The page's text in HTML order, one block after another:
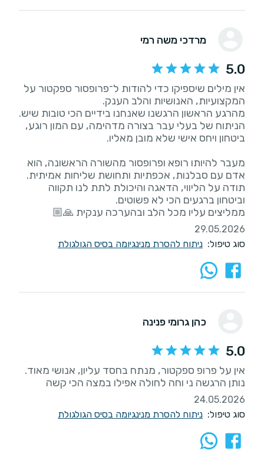
מרדכי משה רמי
5.0
אין מילים שיספיקו כדי להודות ל־פרופסור ספקטור על
הניתוח של בעלי עבר בצורה מדהימה, עם המון רוגע,
מעבר להיותו רופא ופרופסור מהשורה הראשונה, הוא
תודה על הליווי, הדאגה והיכולת לתת לנו תקווה
ממליצים עליו מכל הלב ובהערכה ענקית 🙏🏼
29.05.2026
סוג טיפול: ניתוח להסרת מנינגיומה בסיס הגולגולת
כהן גרומי פנינה
5.0
אין על פרופ ספקטור, מנתח בחסד עליון, אנושי מאוד.
נותן הרגשה ני וחה לחולה אפילו במצה הכי קשה
24.05.2026
סוג טיפול: ניתוח להסרת מנינגיומה בסיס הגולגולת